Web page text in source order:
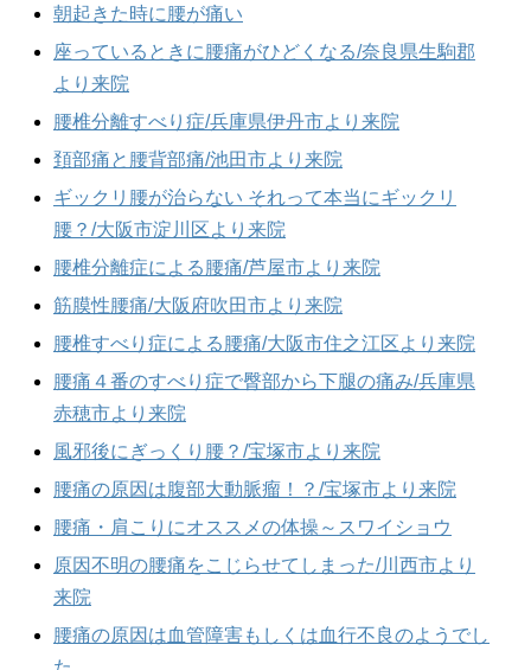
朝起きた時に腰が痛い
座っているときに腰痛がひどくなる/奈良県生駒郡
より来院
腰椎分離すべり症/兵庫県伊丹市より来院
頚部痛と腰背部痛/池田市より来院
ギックリ腰が治らない それって本当にギックリ
腰？/大阪市淀川区より来院
腰椎分離症による腰痛/芦屋市より来院
筋膜性腰痛/大阪府吹田市より来院
腰椎すべり症による腰痛/大阪市住之江区より来院
腰痛４番のすべり症で臀部から下腿の痛み/兵庫県
赤穂市より来院
風邪後にぎっくり腰？/宝塚市より来院
腰痛の原因は腹部大動脈瘤！？/宝塚市より来院
腰痛・肩こりにオススメの体操～スワイショウ
原因不明の腰痛をこじらせてしまった/川西市より
来院
腰痛の原因は血管障害もしくは血行不良のようでし